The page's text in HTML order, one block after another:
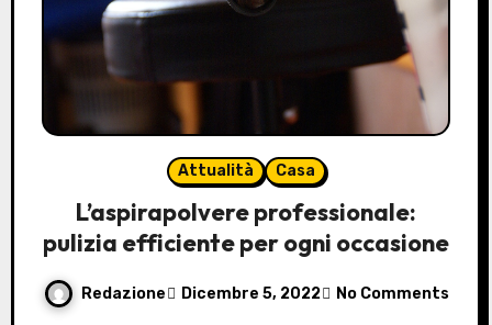
Attualità Casa
L’aspirapolvere professionale:
pulizia efficiente per ogni occasione
Redazione Dicembre 5, 2022 No Comments